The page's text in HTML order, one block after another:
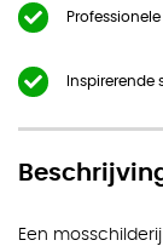
Inspirerende
Een